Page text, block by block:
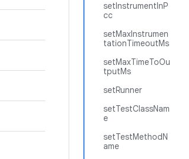
setInstrumentInP
cc
setMaxInstrumen
tationTimeoutMs
setMaxTimeToOu
tputMs
setRunner
setTestClassNam
e
setTestMethodN
ame